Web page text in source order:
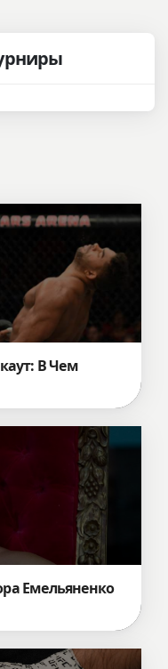
В Чем
Емельяненко